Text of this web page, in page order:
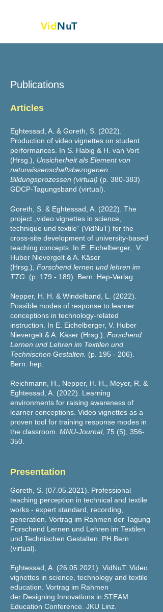
VidNuT
Publications
Articles
Eghtessad, A. & Goreth, S. (2022).
Production of video vignettes on student
performances. In S. Habig & H. van Vort
(Hrsg.), Unsicherheit als Element von
naturwissenschaftsbezogenen
Bildungsprozessen (virtual) (p. 380-383)
GDCP-Tagungsband (virtual).
Goreth, S. & Eghtessad, A. (2022). The
project „ video vignettes in science,
technique und textile“ (VidNuT) for the
cross-site development of university-based
teaching concepts. In E. Eichelberger, V.
Huber Nievergelt & A. Käser
(Hrsg.), Forschend lernen und lehren im
TTG.
(p. 179 - 189). Bern: Hep-Verlag.
Nepper, H. H. & Windelband, L. (2022).
Possible modes of response to learner
conceptions in technology-related
instruction. In E. Eichelberger, V. Huber
Nievergelt & A. Käser (Hrsg.), Forschend
Lernen und Lehren im Textilen und
Technischen Gestalten.
(p. 195 - 206).
Bern: hep.
Reichmann, H., Nepper, H. H., Meyer, R. &
Eghtessad, A. (2022). Learning
environments for raising awareness of
learner conceptions. Video vignettes as a
proven tool for training response modes in
the classroom. MNU-Journal, 75 (5), 356-
350.
Presentation
Goreth, S. (07.05.2021) . Professional
teaching perception in technical and textile
works - expert standard, recording,
generation. Vortrag im Rahmen der Tagung
Forschend Lernen und Lehren im Textilen
und Technischen Gestalten. PH Bern
(virtual).
Eghtessad, A. (26.05.2021) . VidNuT: Video
vignettes in science, technology and textile
education. Vortrag im Rahmen
der Designing Innovations in STEAM
Education Conference. JKU Linz.